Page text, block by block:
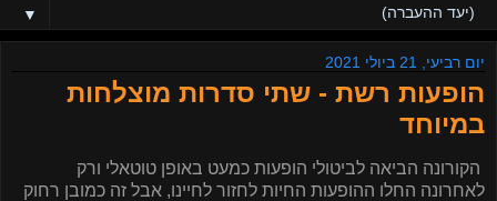
▼
יום רביעי, 21 ביולי 2021
הופעות רשת - שתי סדרות מוצלחות
במיוחד
הקורונה הביאה לביטולי הופעות כמעט באופן טוטאלי ורק
לאחרונה החלו ההופעות החיות לחזור לחיינו, אבל זה כמובן רחוק